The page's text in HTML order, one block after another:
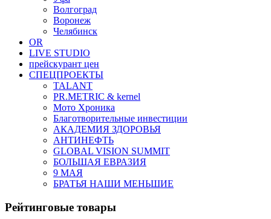
Волгоград
Воронеж
Челябинск
OR
LIVE STUDIO
прейскурант цен
СПЕЦПРОЕКТЫ
TALANT
PR.METRIC & kernel
Мото Хроника
Благотворительные инвестиции
АКАДЕМИЯ ЗДОРОВЬЯ
АНТИНЕФТЬ
GLOBAL VISION SUMMIT
БОЛЬШАЯ ЕВРАЗИЯ
9 МАЯ
БРАТЬЯ НАШИ МЕНЬШИЕ
Рейтинговые товары